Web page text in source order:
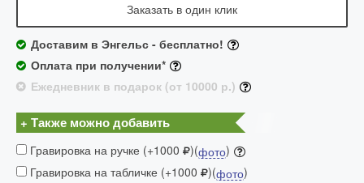
Заказать в один клик
Доставим в Энгельс - бесплатно!
Оплата при получении*
Ежедневник в подарок (от 10000 р.)
+ Также можно добавить
Гравировка на ручке (+1000 )(фото)
Гравировка на табличке (+1000
)(фото)